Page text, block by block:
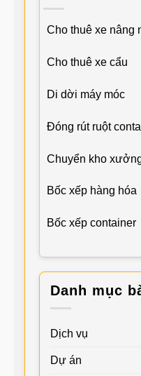
Cho thuê xe nâng
Cho thuê xe cẩu
Di dời máy móc
Đóng rút ruột
Chuyển kho
Bốc xếp hàng hóa
Bốc xếp container
Danh mục
Dịch vụ
Dự án